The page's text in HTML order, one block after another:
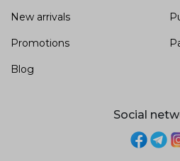
New arrivals
Promotions
Blog
Social